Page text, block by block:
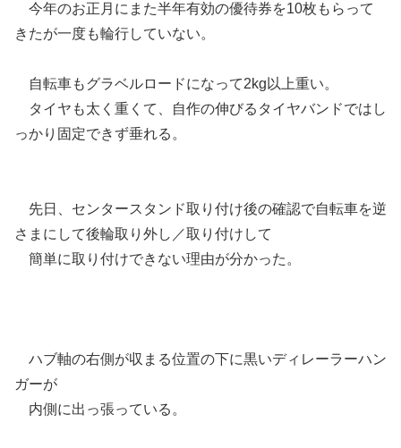
今年のお正月にまた半年有効の優待券を10枚もらって
きたが一度も輪行していない。
自転車もグラベルロードになって2kg以上重い。
タイヤも太く重くて、自作の伸びるタイヤバンドではし
っかり固定できず垂れる。
先日、センタースタンド取り付け後の確認で自転車を逆
さまにして後輪取り外し／取り付けして
簡単に取り付けできない理由が分かった。
ハブ軸の右側が収まる位置の下に黒いディレーラーハン
ガーが
内側に出っ張っている。